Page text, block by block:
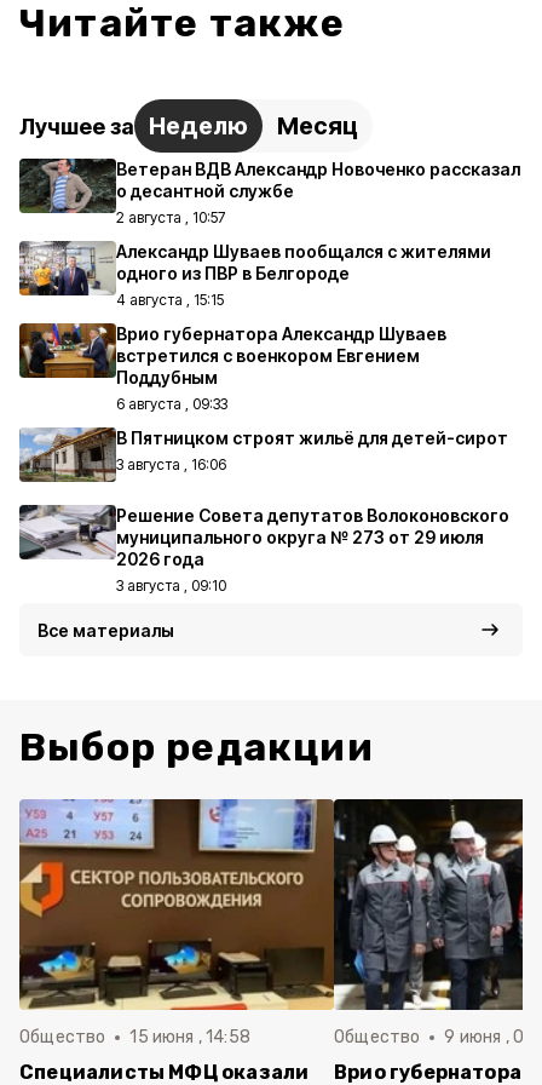
Читайте также
Лучшее за Неделю Месяц
Ветеран ВДВ Александр Новоченко рассказал
о десантной службе
2 августа , 10:57
Александр Шуваев пообщался с жителями
одного из ПВР в Белгороде
4 августа , 15:15
Врио губернатора Александр Шуваев
встретился с военкором Евгением
Поддубным
6 августа , 09:33
В Пятницком строят жильё для детей-сирот
3 августа , 16:06
Решение Совета депутатов Волоконовского
муниципального округа № 273 от 29 июля
2026 года
3 августа , 09:10
Все материалы
Выбор редакции
Общество 15 июня , 14:58
Специалисты МФЦ оказали
Общество 9 июня ,
Врио губернатора